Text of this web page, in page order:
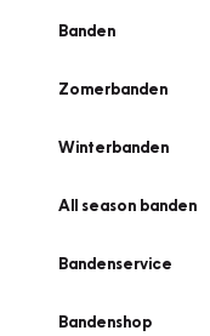
Banden
Zomerbanden
Winterbanden
All season banden
Bandenservice
Bandenshop